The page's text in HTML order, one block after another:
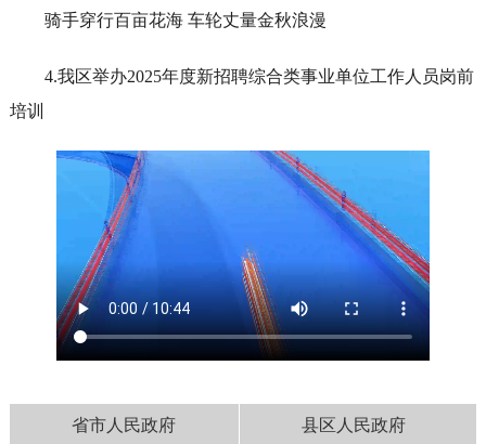
骑手穿行百亩花海 车轮丈量金秋浪漫
4.我区举办2025年度新招聘综合类事业单位工作人员岗前
培训
省市人民政府 县区人民政府